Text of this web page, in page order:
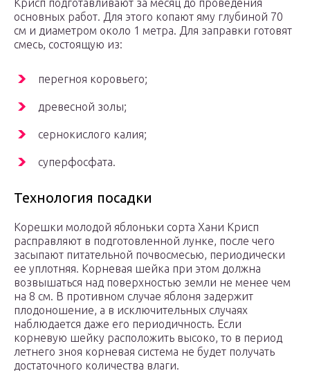
Крисп подготавливают за месяц до проведения
основных работ. Для этого копают яму глубиной 70
см и диаметром около 1 метра. Для заправки готовят
смесь, состоящую из:
перегноя коровьего;
древесной золы;
сернокислого калия;
суперфосфата.
Технология посадки
Корешки молодой яблоньки сорта Хани Крисп
расправляют в подготовленной лунке, после чего
засыпают питательной почвосмесью, периодически
ее уплотняя. Корневая шейка при этом должна
возвышаться над поверхностью земли не менее чем
на 8 см. В противном случае яблоня задержит
плодоношение, а в исключительных случаях
наблюдается даже его периодичность. Если
корневую шейку расположить высоко, то в период
летнего зноя корневая система не будет получать
достаточного количества влаги.